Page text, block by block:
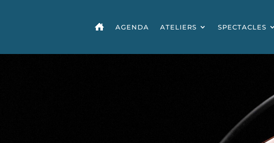
AGENDA ATELIERS SPECTACLES